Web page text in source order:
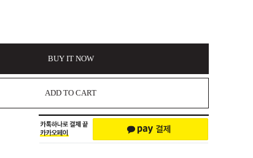
BUY IT NOW
ADD TO CART